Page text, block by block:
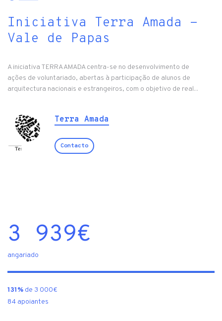
Iniciativa Terra Amada -
Vale de Papas
A iniciativa TERRA AMADA centra-se no desenvolvimento de
ações de voluntariado, abertas à participação de alunos de
arquitectura nacionais e estrangeiros, com o objetivo de real...
Terra Amada
Contacto
3 939€
angariado
131% de 3 000€
84 apoiantes